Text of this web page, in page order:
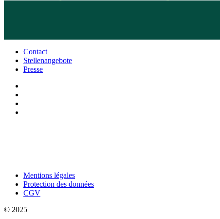
Contact
Stellenangebote
Presse
Mentions légales
Protection des données
CGV
© 2025